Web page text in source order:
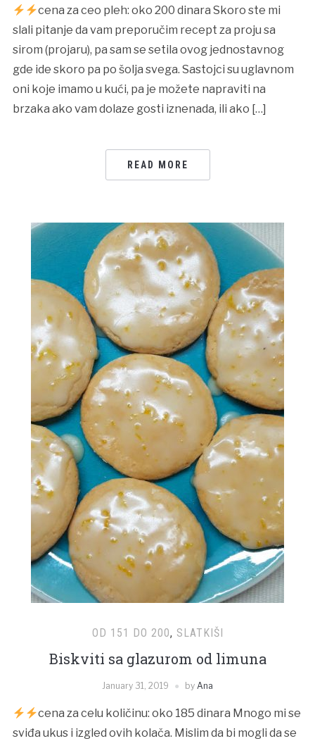
cena za ceo pleh: oko 200 dinara Skoro ste mi
slali pitanje da vam preporučim recept za proju sa
sirom (projaru), pa sam se setila ovog jednostavnog
gde ide skoro pa po šolja svega. Sastojci su uglavnom
oni koje imamo u kući, pa je možete napraviti na
brzaka ako vam dolaze gosti iznenada, ili ako […]
READ MORE
OD 151 DO 200, SLATKIŠI
Biskviti sa glazurom od limuna
January 31, 2019 by Ana
cena za celu količinu: oko 185 dinara Mnogo mi se
sviđa ukus i izgled ovih kolača. Mislim da bi mogli da se